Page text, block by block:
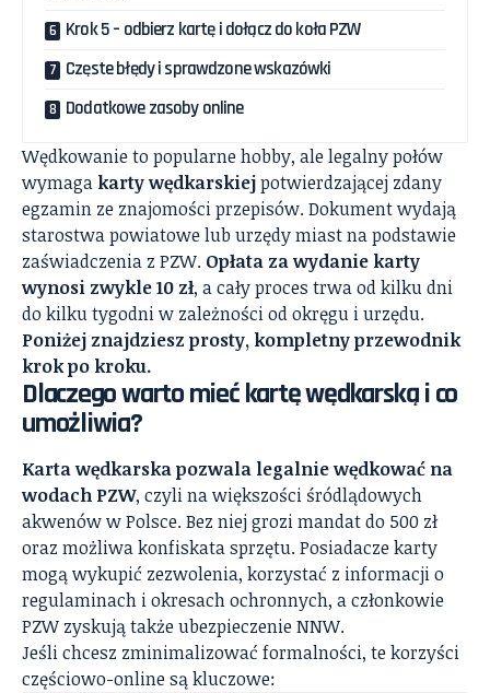
Krok 5 – odbierz kartę i dołącz do koła PZW
Częste błędy i sprawdzone wskazówki
Dodatkowe zasoby online
Wędkowanie to popularne hobby, ale legalny połów
wymaga karty wędkarskiejpotwierdzającej zdany
egzamin ze znajomości przepisów. Dokument wydają
starostwa powiatowe lub urzędy miast na podstawie
zaświadczenia z PZW. Opłata za wydanie karty
wynosi zwykle 10 zł, a cały proces trwa od kilku dni
do kilku tygodni w zależności od okręgu i urzędu.
Poniżej znajdziesz prosty, kompletny przewodnik
krok po kroku.
Dlaczego warto mieć kartę wędkarską i co
umożliwia?
Karta wędkarska pozwala legalnie wędkować na
wodach PZW, czyli na większości śródlądowych
akwenów w Polsce. Bez niej grozi mandat do 500 zł
oraz możliwa konfiskata sprzętu. Posiadacze karty
mogą wykupić zezwolenia, korzystać z informacji o
regulaminach i okresach ochronnych, a członkowie
PZW zyskują także ubezpieczenie NNW.
Jeśli chcesz zminimalizować formalności, te korzyści
częściowo-online są kluczowe: